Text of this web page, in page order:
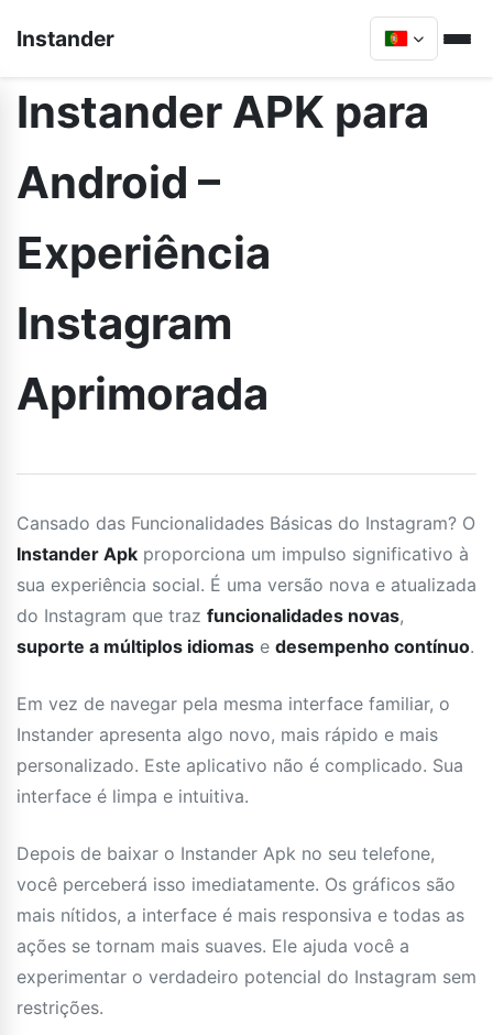
Instander
Instander APK para
Android –
Experiência
Instagram
Aprimorada
Cansado das Funcionalidades Básicas do Instagram? O
Instander Apk proporciona um impulso significativo à
sua experiência social. É uma versão nova e atualizada
do Instagram que traz funcionalidades novas,
suporte a múltiplos idiomas e desempenho contínuo.
Em vez de navegar pela mesma interface familiar, o
Instander apresenta algo novo, mais rápido e mais
personalizado. Este aplicativo não é complicado. Sua
interface é limpa e intuitiva.
Depois de baixar o Instander Apk no seu telefone,
você perceberá isso imediatamente. Os gráficos são
mais nítidos, a interface é mais responsiva e todas as
ações se tornam mais suaves. Ele ajuda você a
experimentar o verdadeiro potencial do Instagram sem
restrições.